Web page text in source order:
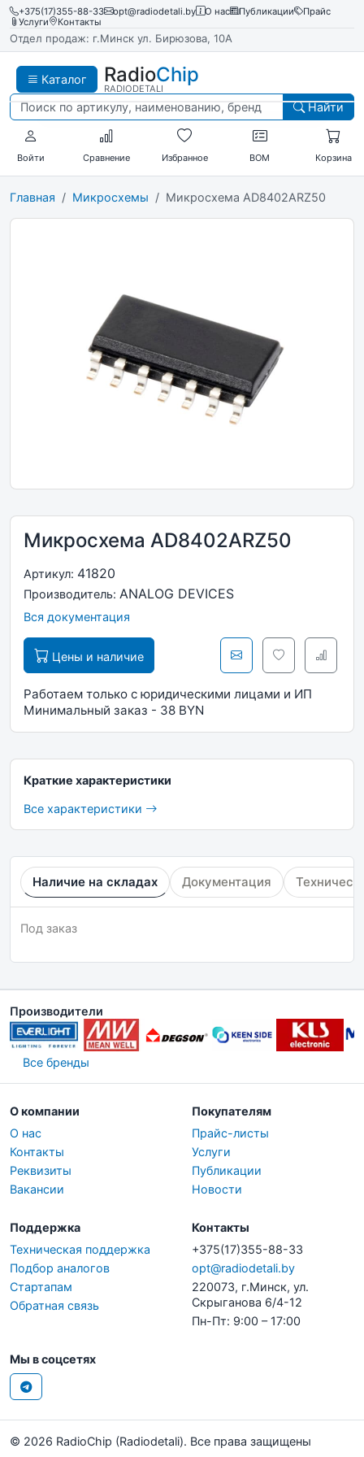
+375(17)355-88-33 opt@radiodetali.by О нас Публикации
Прайс
Услуги
Контакты
Отдел продаж: г.Минск ул. Бирюзова, 10А
Каталог RadioChip
RADIODETALI
Найти
Войти Сравнение Избранное BOM Корзина
Главная Микросхемы Микросхема AD8402ARZ50
Микросхема AD8402ARZ50
Артикул: 41820
Производитель: ANALOG DEVICES
Вся документация
Цены и наличие
Работаем только с юридическими лицами и ИП
Минимальный заказ - 38 BYN
Краткие характеристики
Все характеристики
Наличие на складах Документация
Под заказ
Производители
Все бренды
О компании
О нас
Контакты
Реквизиты
Вакансии
Покупателям
Прайс-листы
Услуги
Публикации
Новости
Поддержка
Техническая поддержка
Подбор аналогов
Стартапам
Обратная связь
Контакты
+375(17)355-88-33
opt@radiodetali.by
220073, г.Минск, ул.
Скрыганова 6/4-12
Пн-Пт: 9:00 – 17:00
Мы в соцсетях
© 2026 RadioChip (Radiodetali). Все права защищены